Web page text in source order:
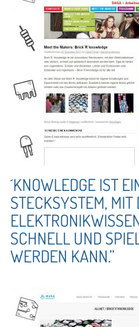
´KNOWLEDGE IST
STECKSYSTEM, MIT
SCHNELL UND
WERDEN KANN.”